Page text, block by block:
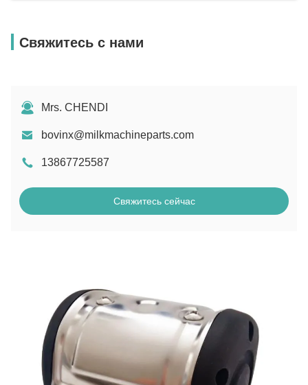
Свяжитесь с нами
Mrs. CHENDI
bovinx@milkmachineparts.com
13867725587
Свяжитесь сейчас